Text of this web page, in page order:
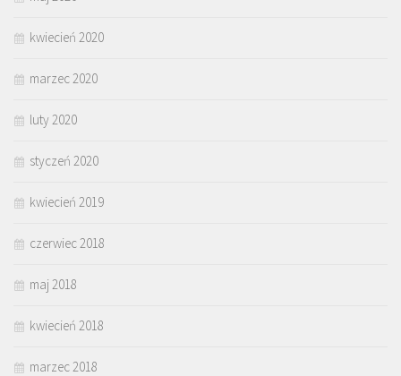
kwiecień 2020
marzec 2020
luty 2020
styczeń 2020
kwiecień 2019
czerwiec 2018
maj 2018
kwiecień 2018
marzec 2018